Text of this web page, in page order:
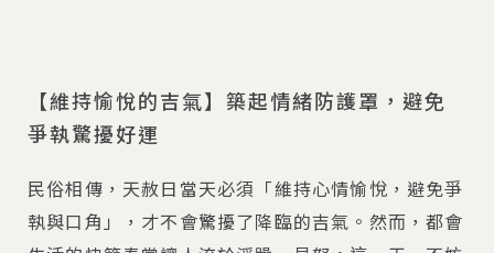
【維持愉悅的吉氣】築起情緒防護罩，避免
爭執驚擾好運
民俗相傳，天赦日當天必須「維持心情愉悅，避免爭
執與口角」，才不會驚擾了降臨的吉氣。然而，都會